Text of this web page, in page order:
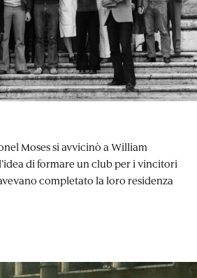
Moses si avvicinò a William
di formare un club per i vincitori
completato la loro residenza